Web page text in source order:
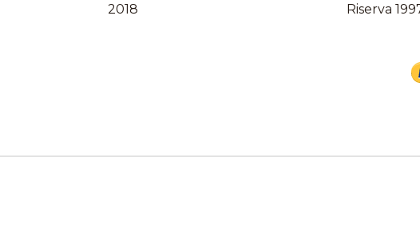
2018
Riserva